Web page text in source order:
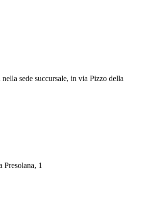
sede succursale, in via Pizzo della
Presolana, 1